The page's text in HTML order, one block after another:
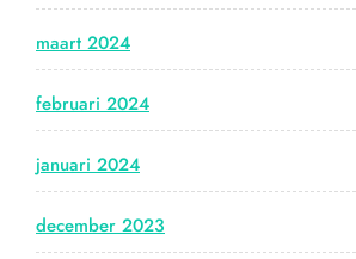
maart 2024
februari 2024
januari 2024
december 2023